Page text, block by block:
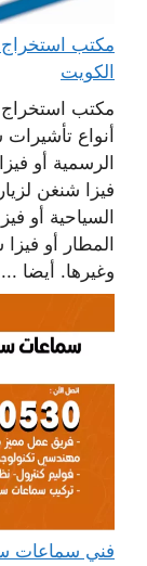
الكويت
مكتب استخراج
أنواع
الرسمية أو
فيزا شنغن
السياحية أو
المطار أو
وغيرها. أيضا ...